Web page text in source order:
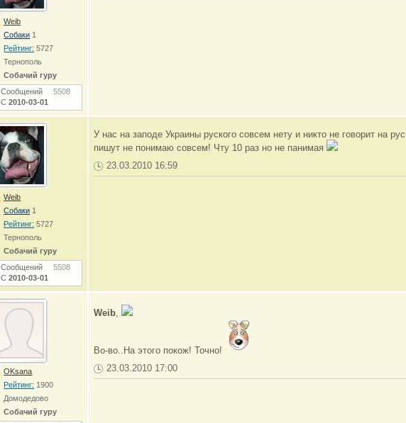
Weib
Собаки 1
Рейтинг: 5727
Тернополь
Собачий гуру
Сообщений5508
С2010-03-01
Weib
Собаки 1
Рейтинг: 5727
Тернополь
Собачий гуру
Сообщений5508
С2010-03-01
У нас на заподе Украины руского совсем нету и никто не говорит на
пишут не понимаю совсем! Чту 10 раз но не панимая
23.03.2010 16:59
OKsana
Рейтинг: 1900
Домодедово
Собачий гуру
Weib,
Во-во..На этого покож! Точно!
23.03.2010 17:00